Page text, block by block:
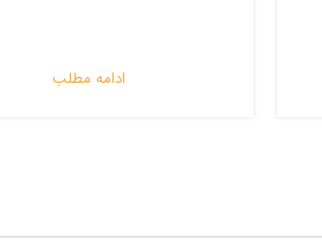
ادامه مطلب